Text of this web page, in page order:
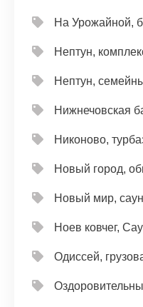
На Урожайной,
Нептун,
Нептун,
Нижнечовская
Никоново,
Новый город,
Новый мир,
Ноев ковчег,
Одиссей,